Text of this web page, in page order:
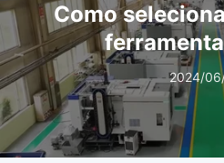
Como
2024/